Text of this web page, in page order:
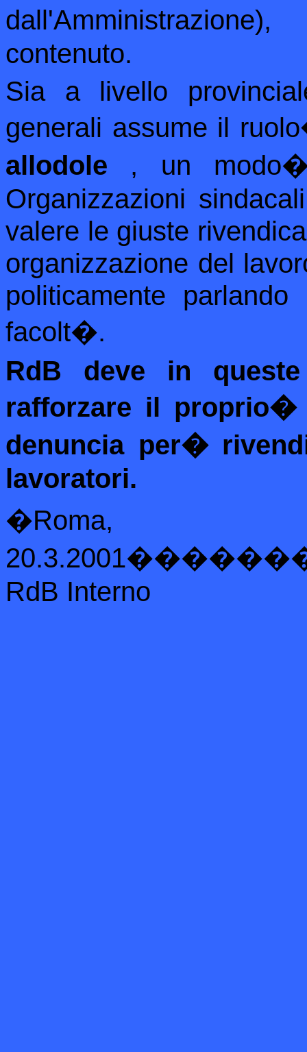
contenuto.
Sia a livello
generali assume il ruolo
allodole , un modo
Organizzazioni
valere le giuste
organizzazione del
politicamente
facolt�.
RdB deve in queste
rafforzare il proprio
denuncia per�
lavoratori.
�Roma,
20.3.2001
RdB Interno